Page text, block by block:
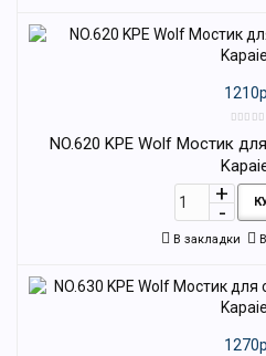
1210р.
NO.620 KPE Wolf Мостик
В закладки
1270р.